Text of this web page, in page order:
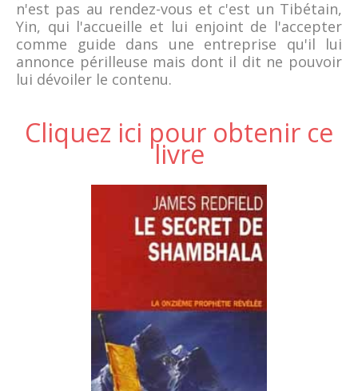
n'est pas au rendez-vous et c'est un Tibétain,
Yin, qui l'accueille et lui enjoint de l'accepter
comme guide dans une entreprise qu'il lui
annonce périlleuse mais dont il dit ne pouvoir
lui dévoiler le contenu.
Cliquez ici pour obtenir ce
livre